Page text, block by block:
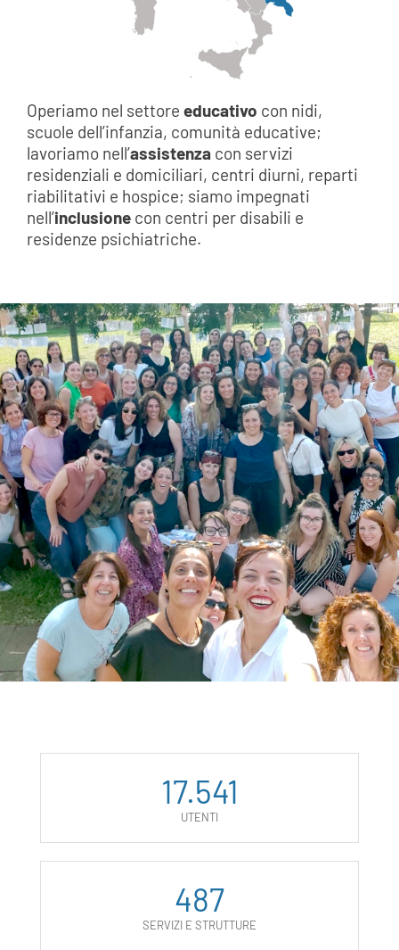
Operiamo nel settore educativo con nidi,
scuole dell’infanzia, comunità educative;
lavoriamo nell’assistenzacon servizi
residenziali e domiciliari, centri diurni, reparti
riabilitativi e hospice; siamo impegnati
nell’inclusionecon centri per disabili e
residenze psichiatriche.
17.541
UTENTI
487
SERVIZI E STRUTTURE